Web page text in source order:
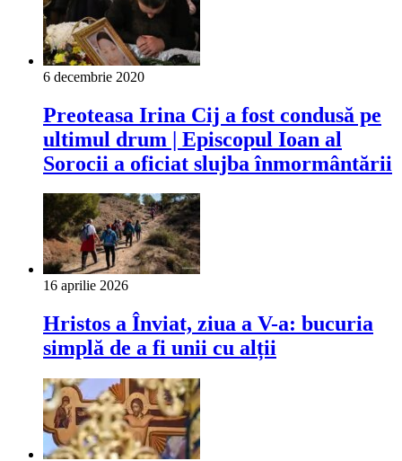
6 decembrie 2020
Preoteasa Irina Cij a fost condusă pe
ultimul drum | Episcopul Ioan al
Sorocii a oficiat slujba înmormântării
16 aprilie 2026
Hristos a Înviat, ziua a V-a: bucuria
simplă de a fi unii cu alții